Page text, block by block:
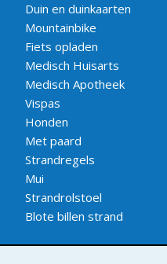
Duin en duinkaarten
Mountainbike
Fiets opladen
Medisch Huisarts
Medisch Apotheek
Vispas
Honden
Met paard
Strandregels
Mui
Strandrolstoel
Blote billen strand